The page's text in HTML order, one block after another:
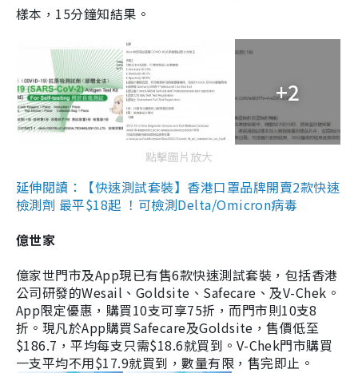
樣本，15分鐘知結果。
+2
點擊圖片放大
延伸閱讀：【快速測試套裝】香港口罩品牌開賣2款快速
檢測劑 最平$18起 ！可檢測Delta/Omicron病毒
億世家
億家世門市及App現已有售6款快速測試套裝，包括香港
公司研發的Wesail、Goldsite、Safecare、及V-Chek。
App限定優惠，購買10支可享75折，而門市則10支8
折。現凡於App購買Safecare及Goldsite，售價低至
$186.7，平均每支只需$18.6就買到。V-Chek門市購買
一支平均不用$17.9就買到，數量有限，售完即止。